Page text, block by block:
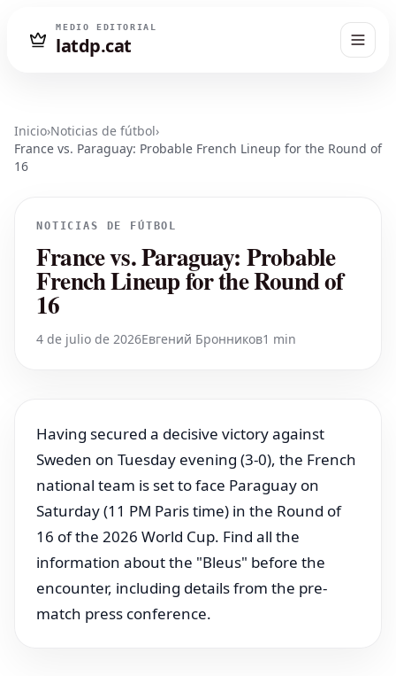
MEDIO EDITORIAL
latdp.cat
Inicio›Noticias de fútbol›
France vs. Paraguay: Probable French Lineup for the Round of
16
NOTICIAS DE FÚTBOL
France vs. Paraguay: Probable
French Lineup for the Round of
16
4 de julio de 2026Евгений Бронников1 min
Having secured a decisive victory against
Sweden on Tuesday evening (3-0), the French
national team is set to face Paraguay on
Saturday (11 PM Paris time) in the Round of
16 of the 2026 World Cup. Find all the
information about the "Bleus" before the
encounter, including details from the pre-
match press conference.